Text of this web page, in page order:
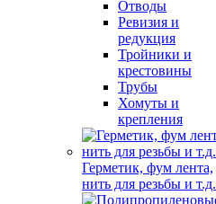
Отводы
Ревизия и
редукция
Тройники и
крестовины
Трубы
Хомуты и
крепления
Герметик, фум лента,
нить для резьбы и т.д.